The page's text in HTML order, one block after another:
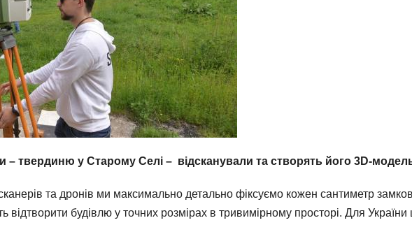
– твердиню у Старому Селі – відсканували та створять його 3D-
та дронів ми максимально детально фіксуємо кожен сантиметр
відтворити будівлю у точних розмірах в тривимірному просторі. Для